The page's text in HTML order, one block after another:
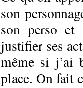
son
son perso et
justifier ses
même si j’ai
place. On fait